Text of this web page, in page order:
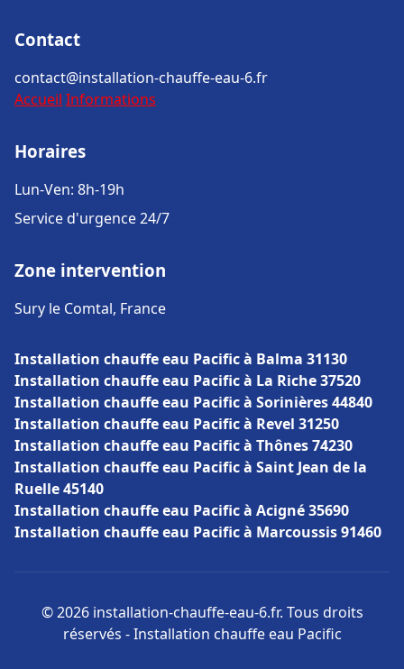
Contact
contact@installation-chauffe-eau-6.fr
Accueil Informations
Horaires
Lun-Ven: 8h-19h
Service d'urgence 24/7
Zone intervention
Sury le Comtal, France
Installation chauffe eau Pacific à Balma 31130
Installation chauffe eau Pacific à La Riche 37520
Installation chauffe eau Pacific à Sorinières 44840
Installation chauffe eau Pacific à Revel 31250
Installation chauffe eau Pacific à Thônes 74230
Installation chauffe eau Pacific à Saint Jean de la
Ruelle 45140
Installation chauffe eau Pacific à Acigné 35690
Installation chauffe eau Pacific à Marcoussis 91460
© 2026 installation-chauffe-eau-6.fr. Tous droits
réservés - Installation chauffe eau Pacific